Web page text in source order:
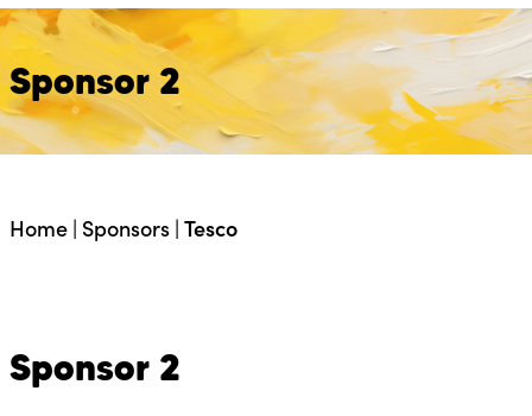
Sponsor 2
Home| Sponsors| Tesco
Sponsor 2